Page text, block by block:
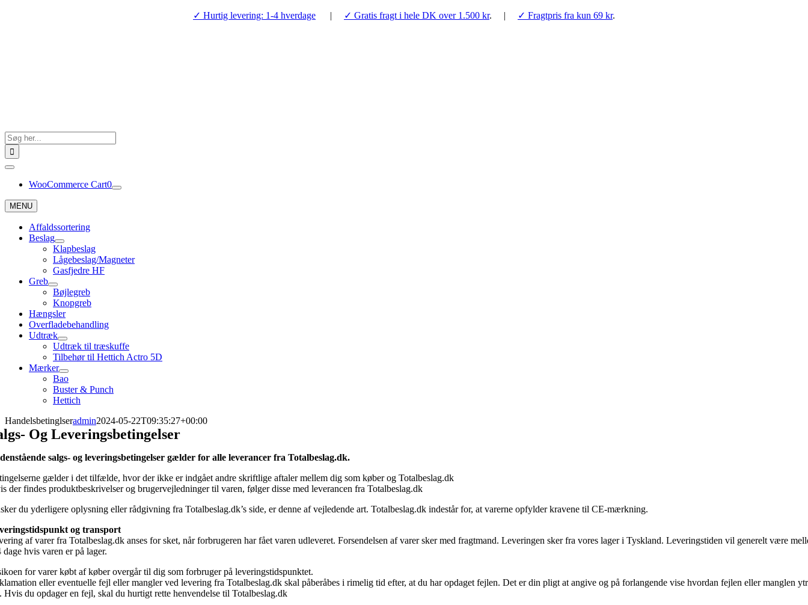
✓ Hurtig levering: 1-4 hverdage | ✓ Gratis fragt i hele DK over 1.500 kr. | ✓ Fragtpris fra kun 69 kr.
Search
for:
Toggle
NavigationWooCommerce Cart0
MENU
Affaldssortering
Beslag
Klapbeslag
Lågebeslag/Magneter
Gasfjedre HF
Greb
Bøjlegreb
Knopgreb
Hængsler
Overfladebehandling
Udtræk
Udtræk til træskuffe
Tilbehør til Hettich Actro 5D
Mærker
Bao
Buster & Punch
Hettich
Handelsbetinglseradmin2024-05-22T09:35:27+00:00
Og Leveringsbetingelser
salgs- og leveringsbetingelser gælder for alle leverancer fra Totalbeslag.dk.
gælder i det tilfælde, hvor der ikke er indgået andre skriftlige aftaler mellem dig som køber og Totalbeslag.dk
der findes produktbeskrivelser og brugervejledninger til varen, følger disse med leverancen fra Totalbeslag.dk
du yderligere oplysning eller rådgivning fra Totalbeslag.dk’s side, er denne af vejledende art. Totalbeslag.dk indestår for, at varerne opfylder kravene til CE-mærkning.
og transport
af varer fra Totalbeslag.dk anses for sket, når forbrugeren har fået varen udleveret. Forsendelsen af varer sker med fragtmand. Leveringen sker fra vores lager i Tyskland. Leveringstiden vil generelt være
dage hvis varen er på lager.
for varer købt af køber overgår til dig som forbruger på leveringstidspunktet.
eller eventuelle fejl eller mangler ved levering fra Totalbeslag.dk skal påberåbes i rimelig tid efter, at du har opdaget fejlen. Det er din pligt at angive og på forlangende vise hvordan fejlen eller manglen
Hvis du opdager en fejl, skal du hurtigt rette henvendelse til Totalbeslag.dk